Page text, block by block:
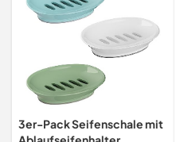
3er-Pack Seifenschale mit